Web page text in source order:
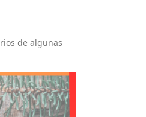
de algunas